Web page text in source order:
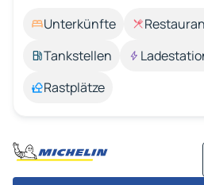
Unterkünfte
Tankstellen
Rastplätze